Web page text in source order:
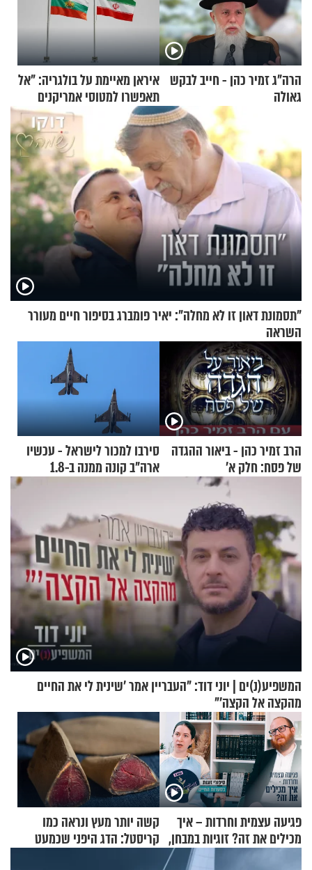
הרה"ג זמיר כהן - חייב לבקש
גאולה
איראן מאיימת על בולגריה: "אל
תאפשרו למטוסי אמריקנים
להמריא מהשטח שלכם"
"תסמונת דאון זו לא מחלה": יאיר פומברג בסיפור חיים מעורר
השראה
הרב זמיר כהן - ביאור ההגדה
של פסח: חלק א’
סירבו למכור לישראל - עכשיו
ארה"ב קונה ממנה ב-1.8
המשפיע(נ)ים | יוני דוד: "העבריין אמר 'שינית לי את החיים
מהקצה אל הקצה'"
פגיעה עצמית וחרדות – איך
מכילים את זה? זוגיות במבחן,
הפעם עם יהודית ואלתר כהן
קשה יותר מעץ ונראה כמו
קריסטל: הדג היפני שכמעט